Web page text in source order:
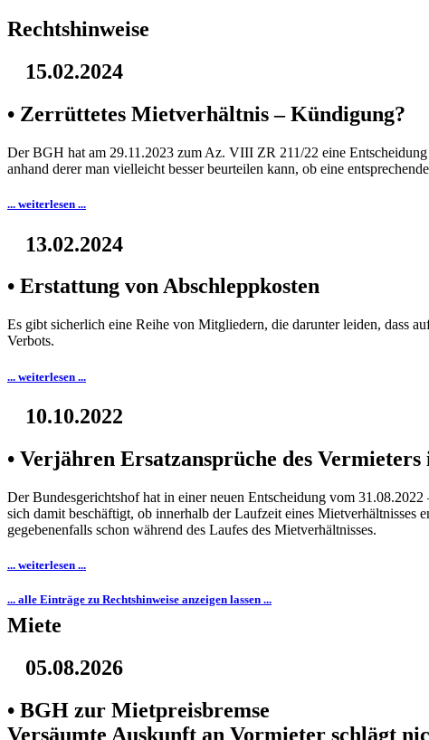
Rechtshinweise
15.02.2024
• Zerrüttetes Mietverhältnis – Kündigung?
Der BGH hat am 29.11.2023 zum Az. VIII ZR 211/22 eine
anhand derer man vielleicht besser beurteilen kann, ob eine
... weiterlesen ...
13.02.2024
• Erstattung von Abschleppkosten
Es gibt sicherlich eine Reihe von Mitgliedern, die darunter leiden, dass
Verbots.
... weiterlesen ...
10.10.2022
• Verjähren Ersatzansprüche des
Der Bundesgerichtshof hat in einer neuen Entscheidung vom
sich damit beschäftigt, ob innerhalb der Laufzeit eines Mietverhältnisses
gegebenenfalls schon während des Laufes des Mietverhältnisses.
... weiterlesen ...
... alle Einträge zu Rechtshinweise anzeigen lassen ...
Miete
05.08.2026
• BGH zur Mietpreisbremse
Versäumte Auskunft an Vormieter schlägt